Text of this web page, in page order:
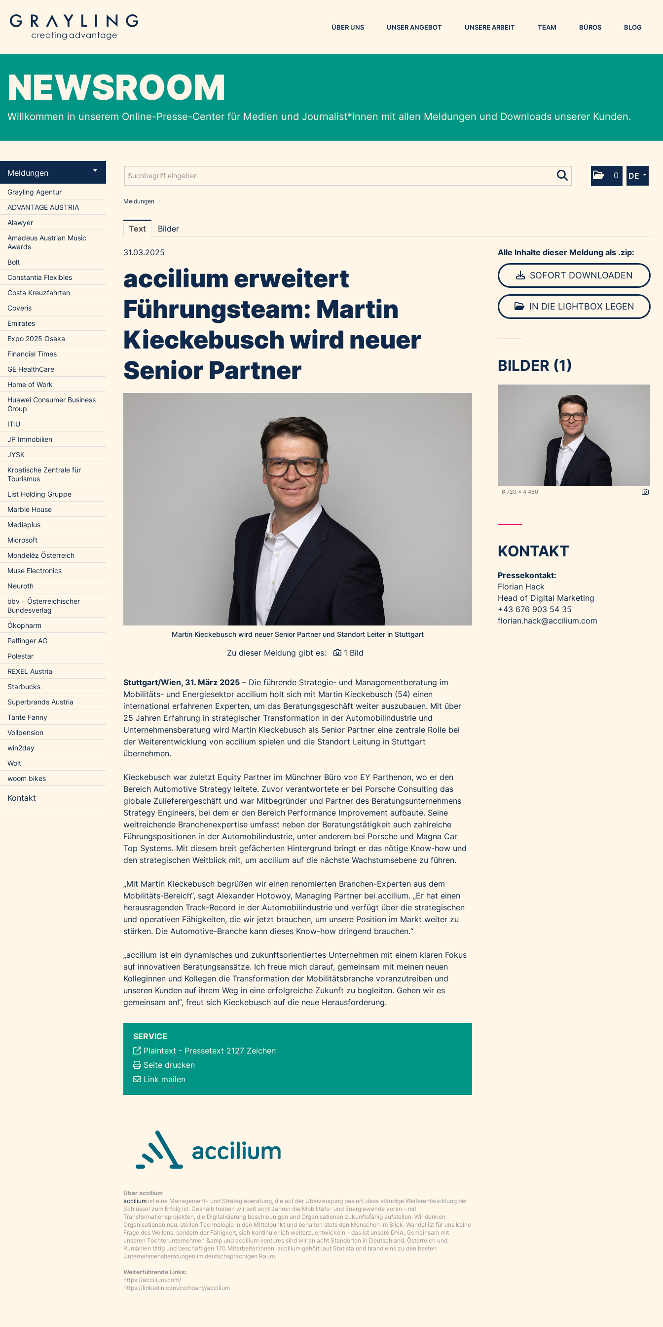
ÜBER UNS UNSER ANGEBOT UNSERE ARBEIT TEAM BÜROS BLOG
NEWSROOM
Willkommen in unserem Online-Presse-Center für Medien und Journalist*innen mit allen Meldungen und Downloads unserer Kunden.
0 DE
Meldungen
Grayling Agentur
ADVANTAGE AUSTRIA
Alawyer
Amadeus Austrian Music
Awards
Bolt
Constantia Flexibles
Costa Kreuzfahrten
Coveris
Emirates
Expo 2025 Osaka
Financial Times
GE HealthCare
Home of Work
Huawei Consumer Business
Group
IT:U
JP Immobilien
JYSK
Kroatische Zentrale für
Tourismus
List Holding Gruppe
Marble House
Mediaplus
Microsoft
Mondelēz Österreich
Muse Electronics
Neuroth
öbv – Österreichischer
Bundesverlag
Ökopharm
Palfinger AG
Polestar
REXEL Austria
Starbucks
Superbrands Austria
Tante Fanny
Vollpension
win2day
Wolt
woom bikes
Kontakt
Meldungen /
Text Bilder
31.03.2025
accilium erweitert
Führungsteam: Martin
Kieckebusch wird neuer
Senior Partner
Martin Kieckebusch wird neuer Senior Partner und Standort Leiter in Stuttgart
Zu dieser Meldung gibt es: 1 Bild
Stuttgart/Wien, 31. März 2025 – Die führende Strategie- und Managementberatung im
Mobilitäts- und Energiesektor accilium holt sich mit Martin Kieckebusch (54) einen
international erfahrenen Experten, um das Beratungsgeschäft weiter auszubauen. Mit über
25 Jahren Erfahrung in strategischer Transformation in der Automobilindustrie und
Unternehmensberatung wird Martin Kieckebusch als Senior Partner eine zentrale Rolle bei
der Weiterentwicklung von accilium spielen und die Standort Leitung in Stuttgart
übernehmen.
Kieckebusch war zuletzt Equity Partner im Münchner Büro von EY Parthenon, wo er den
Bereich Automotive Strategy leitete. Zuvor verantwortete er bei Porsche Consulting das
globale Zulieferergeschäft und war Mitbegründer und Partner des Beratungsunternehmens
Strategy Engineers, bei dem er den Bereich Performance Improvement aufbaute. Seine
weitreichende Branchenexpertise umfasst neben der Beratungstätigkeit auch zahlreiche
Führungspositionen in der Automobilindustrie, unter anderem bei Porsche und Magna Car
Top Systems. Mit diesem breit gefächerten Hintergrund bringt er das nötige Know-how und
den strategischen Weitblick mit, um accilium auf die nächste Wachstumsebene zu führen.
„Mit Martin Kieckebusch begrüßen wir einen renomierten Branchen-Experten aus dem
Mobilitäts-Bereich“, sagt Alexander Hotowoy, Managing Partner bei accilium. „Er hat einen
herausragenden Track-Record in der Automobilindustrie und verfügt über die strategischen
und operativen Fähigkeiten, die wir jetzt brauchen, um unsere Position im Markt weiter zu
stärken. Die Automotive-Branche kann dieses Know-how dringend brauchen.“
„accilium ist ein dynamisches und zukunftsorientiertes Unternehmen mit einem klaren Fokus
auf innovativen Beratungsansätze. Ich freue mich darauf, gemeinsam mit meinen neuen
Kolleginnen und Kollegen die Transformation der Mobilitätsbranche voranzutreiben und
unseren Kunden auf ihrem Weg in eine erfolgreiche Zukunft zu begleiten. Gehen wir es
gemeinsam an!“, freut sich Kieckebusch auf die neue Herausforderung.
SERVICE
Plaintext - Pressetext 2127 Zeichen
Seite drucken
Link mailen
Über accilium
accilium ist eine Management- und Strategieberatung, die auf der Überzeugung basiert, dass ständige Weiterentwicklung der
Schlüssel zum Erfolg ist. Deshalb treiben wir seit acht Jahren die Mobilitäts- und Energiewende voran – mit
Transformationsprojekten, die Digitalisierung beschleunigen und Organisationen zukunftsfähig aufstellen. Wir denken
Organisationen neu, stellen Technologie in den Mittelpunkt und behalten stets den Menschen im Blick. Wandel ist für uns keine
Frage des Wollens, sondern der Fähigkeit, sich kontinuierlich weiterzuentwickeln – das ist unsere DNA. Gemeinsam mit
unseren Tochterunternehmen &amp und accilium ventures sind wir an acht Standorten in Deutschland, Österreich und
Rumänien tätig und beschäftigen 170 Mitarbeiter:innen. accilium gehört laut Statista und brand eins zu den besten
Unternehmensberatungen im deutschsprachigen Raum.
Weiterführende Links:
https://accilium.com/
https://linkedin.com/company/accilium
Alle Inhalte dieser Meldung als .zip:
SOFORT DOWNLOADEN
IN DIE LIGHTBOX LEGEN
BILDER (1)
6 720 x 4 480
KONTAKT
Pressekontakt:
Florian Hack
Head of Digital Marketing
+43 676 903 54 35
florian.hack@accilium.com